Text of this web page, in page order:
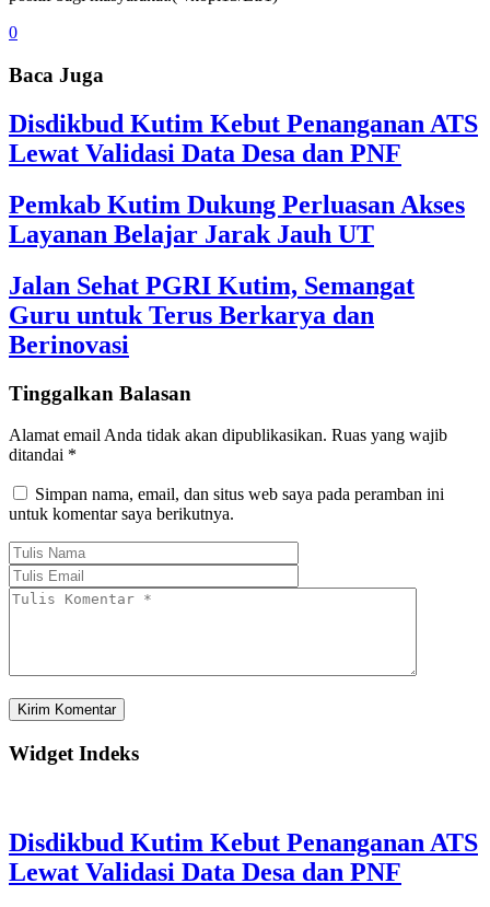
0
Baca Juga
Disdikbud Kutim Kebut Penanganan ATS
Lewat Validasi Data Desa dan PNF
Pemkab Kutim Dukung Perluasan Akses
Layanan Belajar Jarak Jauh UT
Jalan Sehat PGRI Kutim, Semangat
Guru untuk Terus Berkarya dan
Berinovasi
Tinggalkan Balasan
Alamat email Anda tidak akan dipublikasikan. Ruas yang wajib
ditandai *
Simpan nama, email, dan situs web saya pada peramban ini
untuk komentar saya berikutnya.
Widget Indeks
Disdikbud Kutim Kebut Penanganan ATS
Lewat Validasi Data Desa dan PNF